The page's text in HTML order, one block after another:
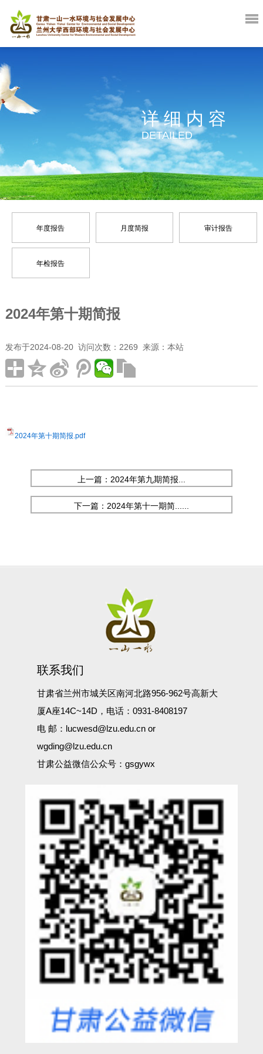
详细内容
DETAILED
年度报告 月度简报 审计报告
年检报告
2024年第十期简报
发布于2024-08-20 访问次数：2269 来源：本站
2024年第十期简报.pdf
上一篇：2024年第九期简报...
下一篇：2024年第十一期简......
联系我们
甘肃省兰州市城关区南河北路956-962号高新大
厦A座14C~14D，电话：0931-8408197
电 邮：lucwesd@lzu.edu.cn or
wgding@lzu.edu.cn
甘肃公益微信公众号：gsgywx